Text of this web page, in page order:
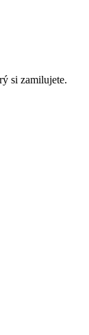
si zamilujete.